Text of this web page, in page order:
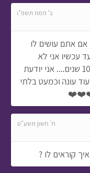
ב' תמוז תשפ"ו
אתם עושים לו
עכשיו אני לא
מפסיקה לראות ולאהוב אותו, יותר מ10 שנים.... אני יודעת
עונה וכמעט בלתי
ח' חשון תשע"ט
קוראים לו ?